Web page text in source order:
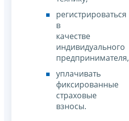
регистрироваться
в
качестве
индивидуального
предпринимателя,
уплачивать
фиксированные
страховые
взносы.